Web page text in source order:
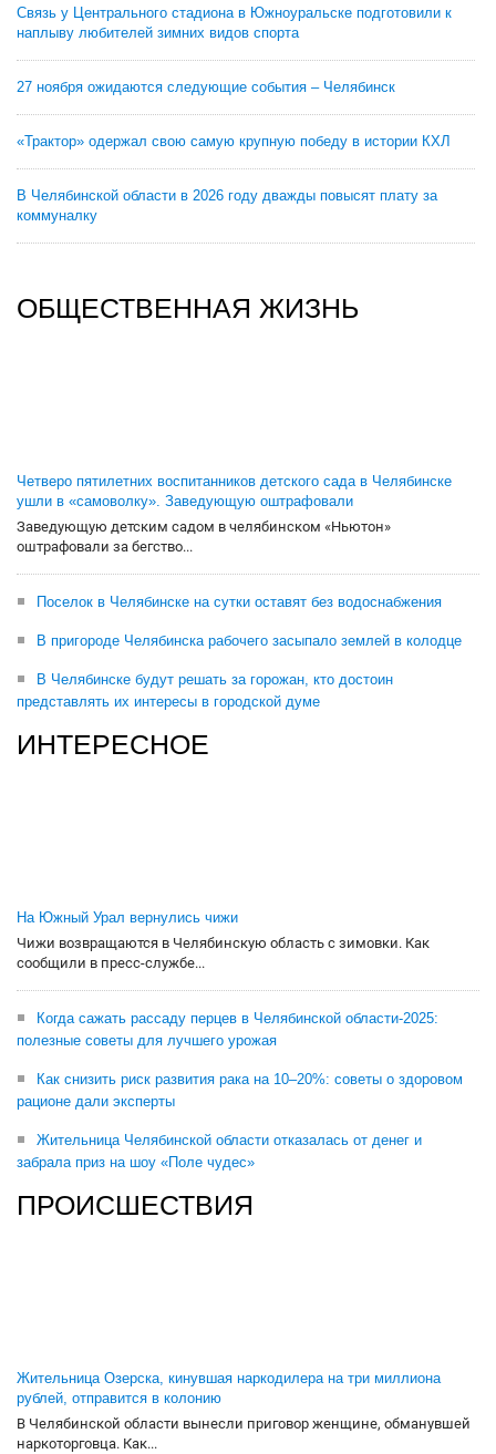
Связь у Центрального стадиона в Южноуральске подготовили к
наплыву любителей зимних видов спорта
27 ноября ожидаются следующие события – Челябинск
«Трактор» одержал свою самую крупную победу в истории КХЛ
В Челябинской области в 2026 году дважды повысят плату за
коммуналку
ОБЩЕСТВЕННАЯ ЖИЗНЬ
Четверо пятилетних воспитанников детского сада в Челябинске
ушли в «самоволку». Заведующую оштрафовали
Заведующую детским садом в челябинском «Ньютон»
оштрафовали за бегство...
Поселок в Челябинске на сутки оставят без водоснабжения
В пригороде Челябинска рабочего засыпало землей в колодце
В Челябинске будут решать за горожан, кто достоин
представлять их интересы в городской думе
ИНТЕРЕСНОЕ
На Южный Урал вернулись чижи
Чижи возвращаются в Челябинскую область с зимовки. Как
сообщили в пресс-службе...
Когда сажать рассаду перцев в Челябинской области-2025:
полезные советы для лучшего урожая
Как снизить риск развития рака на 10–20%: советы о здоровом
рационе дали эксперты
Жительница Челябинской области отказалась от денег и
забрала приз на шоу «Поле чудес»
ПРОИСШЕСТВИЯ
Жительница Озерска, кинувшая наркодилера на три миллиона
рублей, отправится в колонию
В Челябинской области вынесли приговор женщине, обманувшей
наркоторговца. Как...